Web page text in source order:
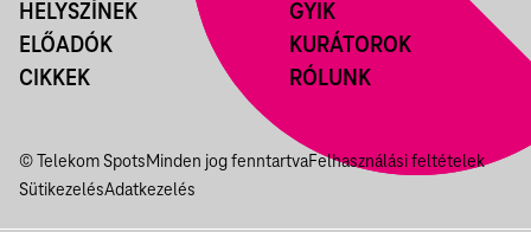
HELYSZÍNEK
ELŐADÓK
CIKKEK
GYIK
KURÁTOROK
RÓLUNK
© Telekom SpotsMinden jog fenntartvaFelhasználási feltételek
SütikezelésAdatkezelés